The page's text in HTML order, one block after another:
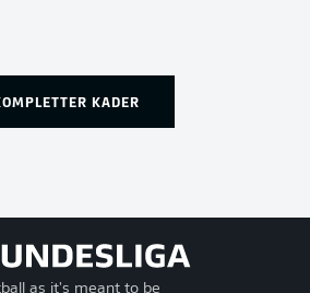
KADER
as it's meant to be